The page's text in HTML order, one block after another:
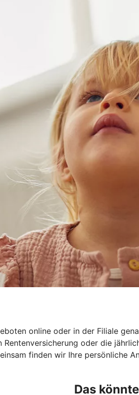
online oder in der Filiale
oder die
finden wir Ihre persönliche
Das